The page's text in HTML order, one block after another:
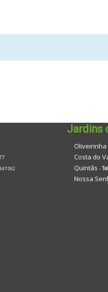
062
Jardins
Oliveirinha
Costa do
Quintãs -Tel
Nossa